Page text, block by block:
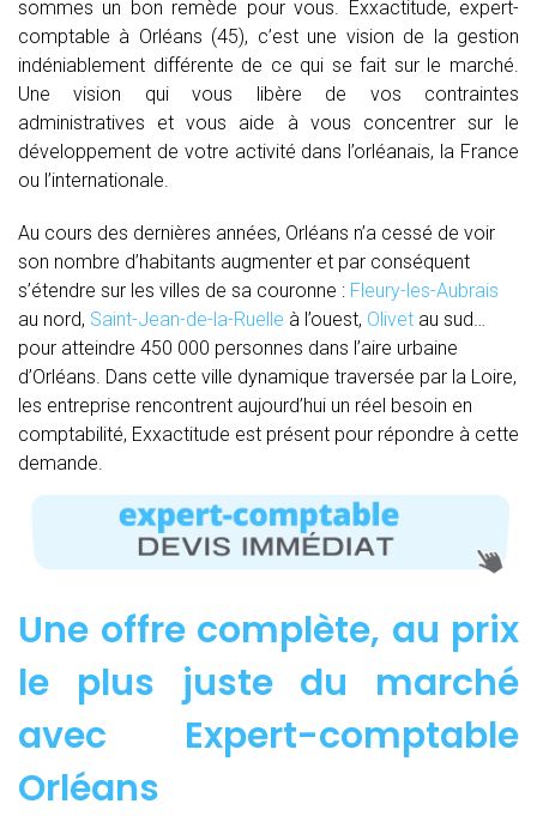
sommes un bon remède pour vous. Exxactitude, expert-
comptable à Orléans (45), c’est une vision de la gestion
indéniablement différente de ce qui se fait sur le marché.
Une vision qui vous libère de vos contraintes
administratives et vous aide à vous concentrer sur le
développement de votre activité dans l’orléanais, la France
ou l’internationale.
Au cours des dernières années, Orléans n’a cessé de voir
son nombre d’habitants augmenter et par conséquent
s’étendre sur les villes de sa couronne : Fleury-les-Aubrais
au nord, Saint-Jean-de-la-Ruelle à l’ouest, Olivet au sud…
pour atteindre 450 000 personnes dans l’aire urbaine
d’Orléans. Dans cette ville dynamique traversée par la Loire,
les entreprise rencontrent aujourd’hui un réel besoin en
comptabilité, Exxactitude est présent pour répondre à cette
demande.
Une offre complète, au prix
le plus juste du marché
avec Expert-comptable
Orléans